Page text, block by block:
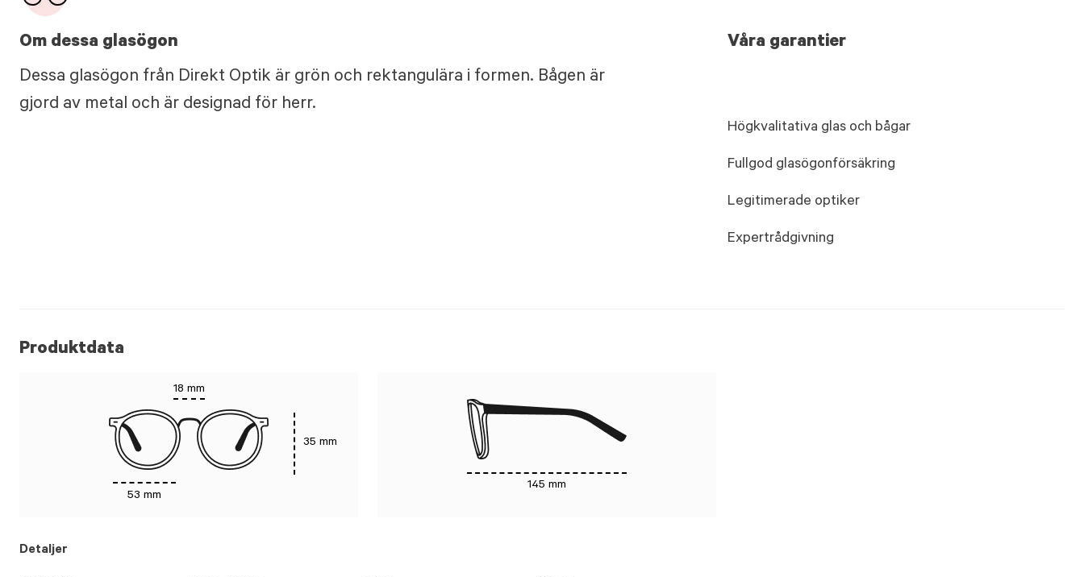
Om dessa glasögon
Dessa glasögon från Direkt Optik är grön och rektangulära i formen. Bågen är
gjord av metal och är designad för herr.
Våra garantier
Högkvalitativa glas och bågar
Fullgod glasögonförsäkring
Legitimerade optiker
Expertrådgivning
Produktdata
18 mm
53 mm
35 mm
145 mm
Detaljer